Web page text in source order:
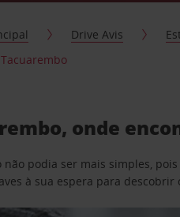
Drive Avis
onde
podia ser mais simples,
à sua espera para descobrir